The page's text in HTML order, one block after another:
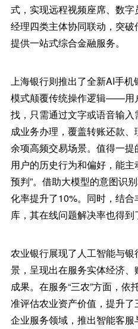
式，实现远程视频座席、数
经理四类主体协同联动，突
提供一站式综合金融服务。
上海银行则推出了全新AI手机
模式颠覆传统操作逻辑——用
找，只需通过文字或语音输
成业务办理，覆盖转账还款
余项高频交易场景。值得一
用户的历史行为和偏好，能
预判”。借助大模型的意图识
化率提升了10%。同时，结
库，其在线问题解决率也得到
农业银行展现了人工智能与
景，呈现出在服务实体经济
成果。在服务“三农”方面，
准评估农业资产价值，提升
企业服务领域，推出智能客